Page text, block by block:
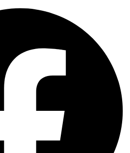
Karmelu
manžel Imrich a rodičia z oboch